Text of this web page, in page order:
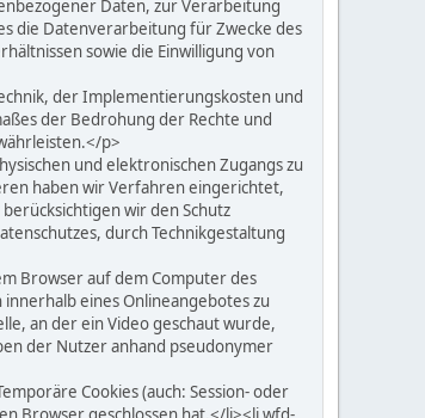
Daten, zur Verarbeitung
die Datenverarbeitung für Zwecke des
sowie die Einwilligung von
der Implementierungskosten und
der Bedrohung der Rechte und
p>
und elektronischen Zugangs zu
haben wir Verfahren eingerichtet,
wir den Schutz
durch Technikgestaltung
Browser auf dem Computer des
eines Onlineangebotes zu
an der ein Video geschaut wurde,
der Nutzer anhand pseudonymer
Cookies (auch: Session- oder